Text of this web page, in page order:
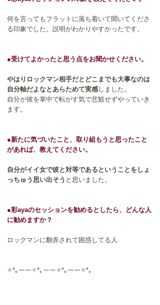
何を言ってもフラットに落ち着いて聞いてくださ
る印象でした。説明がわかりやすかったです。
●受けてよかったと思う点をお聞かせください。
やはりロックマン相手だとどこまでも大事なのは
自分軸だよなとあらためて実感しました。
自分が彼を掌中で転がす気で悲観せずやっていき
ます。
●新たに気づいたこと、取り組もうと思ったこと
があれば、教えてください。
自分がイイ女で彼と対等であるということをしょ
っちゅう思い出そう と思いました。
●彩ayaのセッションを勧めるとしたら、どんな人
に勧めますか？
ロックマンに翻弄されて困惑してる人
✧*｡ーー✧*｡ーー✧*｡ーー✧*｡